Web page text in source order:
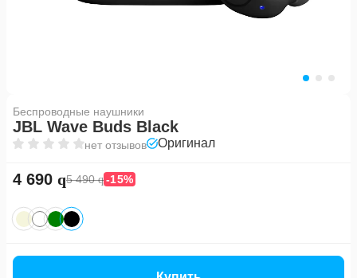
Беспроводные наушники
JBL Wave Buds Black
нет отзывов Оригинал
4 690 5 490 -15%